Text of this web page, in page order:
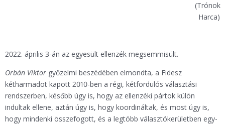
(Trónok
Harca)
2022. április 3-án az egyesült ellenzék megsemmisült.
Orbán Viktor győzelmi beszédében elmondta, a Fidesz
kétharmadot kapott 2010-ben a régi, kétfordulós választási
rendszerben, később úgy is, hogy az ellenzéki pártok külön
indultak ellene, aztán úgy is, hogy koordináltak, és most úgy is,
hogy mindenki összefogott, és a legtöbb választókerületben egy-